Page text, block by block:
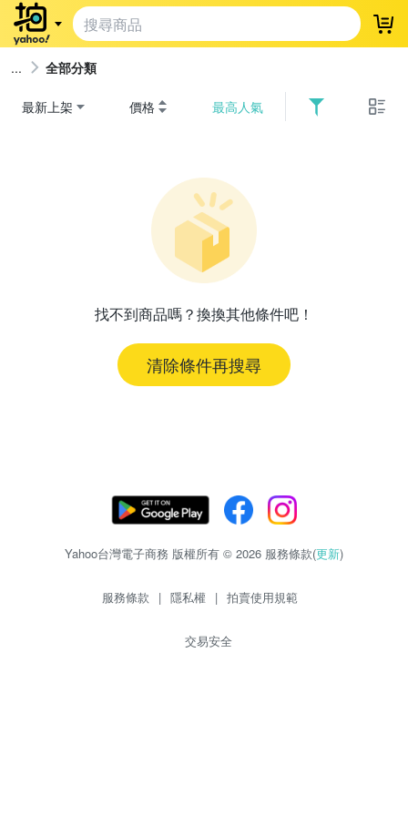
登
全部分類
最新上架 價格 最高人氣
找不到商品嗎？換換其他條件吧！
清除條件再搜尋
Yahoo台灣電子商務 版權所有 © 2026 服務條款(更新)
服務條款 | 隱私權 | 拍賣使用規範
交易安全